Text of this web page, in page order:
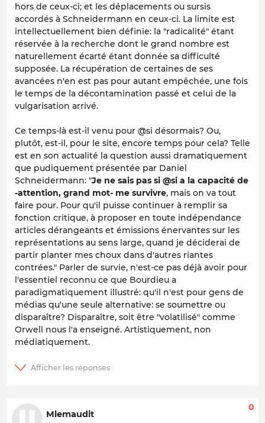
hors de ceux-ci; et les déplacements ou sursis
accordés à Schneidermann en ceux-ci. La limite est
intellectuellement bien définie: la "radicalité" étant
réservée à la recherche dont le grand nombre est
naturellement écarté étant donnée sa difficulté
supposée. La récupération de certaines de ses
avancées n'en est pas pour autant empêchée, une fois
le temps de la décontamination passé et celui de la
vulgarisation arrivé.
Ce temps-là est-il venu pour @si désormais? Ou,
plutôt, est-il, pour le site, encore temps pour cela? Telle
est en son actualité la question aussi dramatiquement
que pudiquement présentée par Daniel
Schneidermann: "Je ne sais pas si @si a la capacité de
-attention, grand mot- me survivre, mais on va tout
faire pour. Pour qu'il puisse continuer à remplir sa
fonction critique, à proposer en toute indépendance
articles dérangeants et émissions énervantes sur les
représentations au sens large, quand je déciderai de
partir planter mes choux dans d'autres riantes
contrées." Parler de survie, n'est-ce pas déjà avoir pour
l'essentiel reconnu ce que Bourdieu a
paradigmatiquement illustré: qu'il n'est pour gens de
médias qu'une seule alternative: se soumettre ou
disparaître? Disparaître, soit être "volatilisé" comme
Orwell nous l'a enseigné. Artistiquement, non
médiatiquement.
Mlemaudit
0